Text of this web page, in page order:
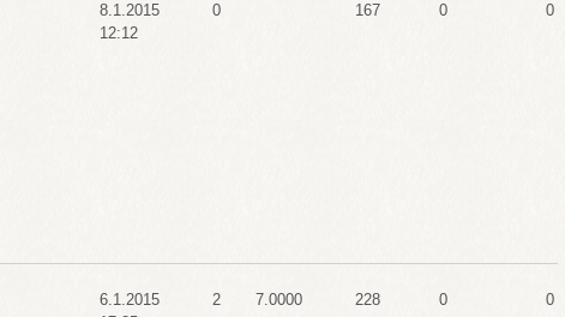
8.1.2015
12:12
0 167 0 0
6.1.2015
2 7.0000 228 0 0